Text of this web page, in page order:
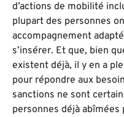
d’actions de mobilité
plupart des personnes
accompagnement
s’insérer. Et que, bien
existent déjà, il y en a
pour répondre aux
sanctions ne sont
personnes déjà abîmées